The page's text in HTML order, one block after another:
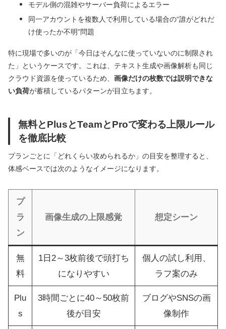
モデル側の混雑やサーバー負荷によるエラー
同一アカウントを複数人で利用している場合の“誰がどれだ
け使ったか不明”問題
特に現場で多いのが「今日はそんなに使っていないのに制限され
た」というケースです。これは、テキスト生成や画像解析も同じ
クラウド資源を使っているため、 画像だけの枚数では説明できな
い負荷が蓄積しているパターンが目立ちます。
無料とPlusとTeamとProで変わる上限ルール
を徹底比較
プランごとに「どれくらい攻められるか」の目安を整理すると、
体感ベースでは次のようなイメージになります。
プ
ラ
ン
画像生成の上限感覚 想定シーン
無
料
1日2～3枚前後で頭打ち
になりやすい
個人の試し利用、
ラフ案のみ
Plu
s
3時間ごとに40～50枚前
後が目安
ブログやSNSの画
像制作